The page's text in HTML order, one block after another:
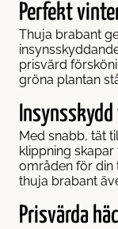
Perfekt
Thuja brabant
prisvärd
gröna plantan
Med snabb, tät
klippning
områden för din
thuja brabant
Prisvärda